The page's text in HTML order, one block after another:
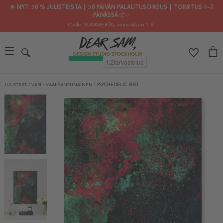
🌟 NYT: 30 % JULISTEISTA ┃ 30 PÄIVÄN PALAUTUSOIKEUS ┃ TOIMITUS 2–7
PÄIVÄSSÄ 📦✨
Code: SUMMER30, viimeistään 7.8.
JULISTEET / VÄRI / VAALEANPUNAINEN / PSYCHEDELIC RUST